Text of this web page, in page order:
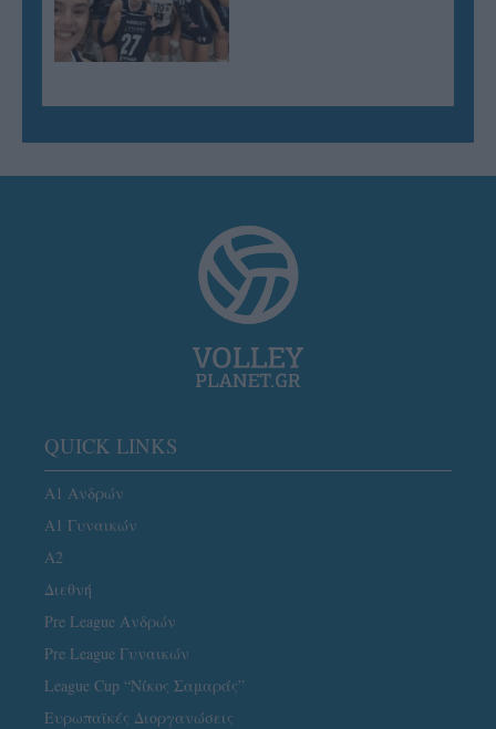
QUICK LINKS
Α1 Ανδρών
Α1 Γυναικών
A2
Διεθνή
Pre League Ανδρών
Pre League Γυναικών
League Cup “Νίκος Σαμαράς”
Ευρωπαϊκές Διοργανώσεις